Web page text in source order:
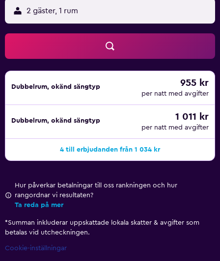
2 gäster, 1 rum
Dubbelrum, okänd sängtyp 955 kr
per natt med avgifter
Dubbelrum, okänd sängtyp 1 011 kr
per natt med avgifter
4 till erbjudanden från 1 034 kr
Hur påverkar betalningar till oss rankningen och hur
rangordnar vi resultaten?
Ta reda på mer
*Summan inkluderar uppskattade lokala skatter & avgifter som
betalas vid utcheckningen.
Cookie-inställningar